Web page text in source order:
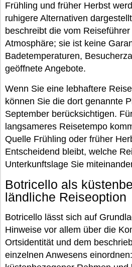
Frühling und früher Herbst
ruhigere Alternativen
beschreibt die vom
Atmosphäre; sie ist keine
Badetemperaturen,
geöffnete Angebote.
Wenn Sie eine lebhaftere
können Sie die dort genannte
September berücksichtigen.
langsameres Reisetempo
Quelle Frühling oder früher
Entscheidend bleibt, welche
Unterkunftslage Sie
Botricello als
ländliche Reiseoption
Botricello lässt sich auf
Hinweise vor allem über die
Ortsidentität und dem
einzelnen Anwesens